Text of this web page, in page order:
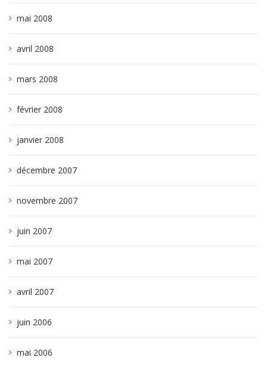
mai 2008
avril 2008
mars 2008
février 2008
janvier 2008
décembre 2007
novembre 2007
juin 2007
mai 2007
avril 2007
juin 2006
mai 2006